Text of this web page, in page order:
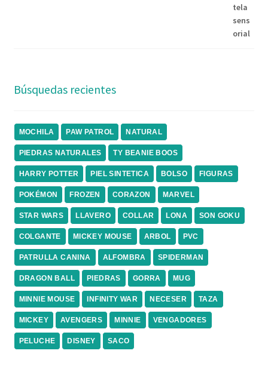
Búsquedas recientes
MOCHILA PAW PATROL NATURAL
PIEDRAS NATURALES TY BEANIE BOOS
HARRY POTTER PIEL SINTETICA BOLSO FIGURAS
POKÉMON FROZEN CORAZON MARVEL
STAR WARS LLAVERO COLLAR LONA SON GOKU
COLGANTE MICKEY MOUSE ARBOL PVC
PATRULLA CANINA ALFOMBRA SPIDERMAN
DRAGON BALL PIEDRAS GORRA MUG
MINNIE MOUSE INFINITY WAR NECESER TAZA
MICKEY AVENGERS MINNIE VENGADORES
PELUCHE DISNEY SACO